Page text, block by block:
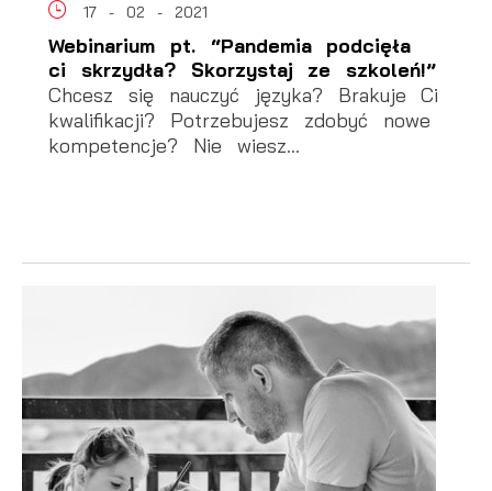
17 - 02 - 2021
Webinarium pt. “Pandemia podcięła
ci skrzydła? Skorzystaj ze szkoleń!”
Chcesz się nauczyć języka? Brakuje Ci
kwalifikacji? Potrzebujesz zdobyć nowe
kompetencje? Nie wiesz...